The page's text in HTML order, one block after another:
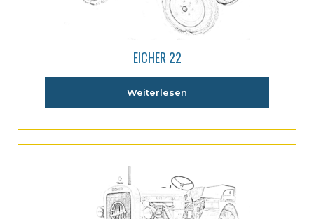
EICHER 22
Weiterlesen